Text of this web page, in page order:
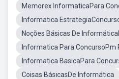
Memorex InformaticaPara
Informatica
Noções Básicas De
Informatica Para ConcursoPm
Informatica BasicaPara
Coisas BásicasDe Informática